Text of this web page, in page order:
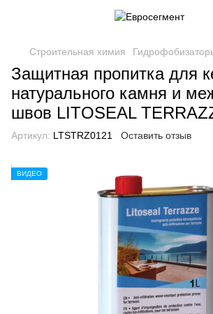
Строительная химия
Защитная пропитка для
натурального камня и
швов LITOSEAL
Артикул: LTSTRZ0121 Оставить отзыв
ВИДЕО